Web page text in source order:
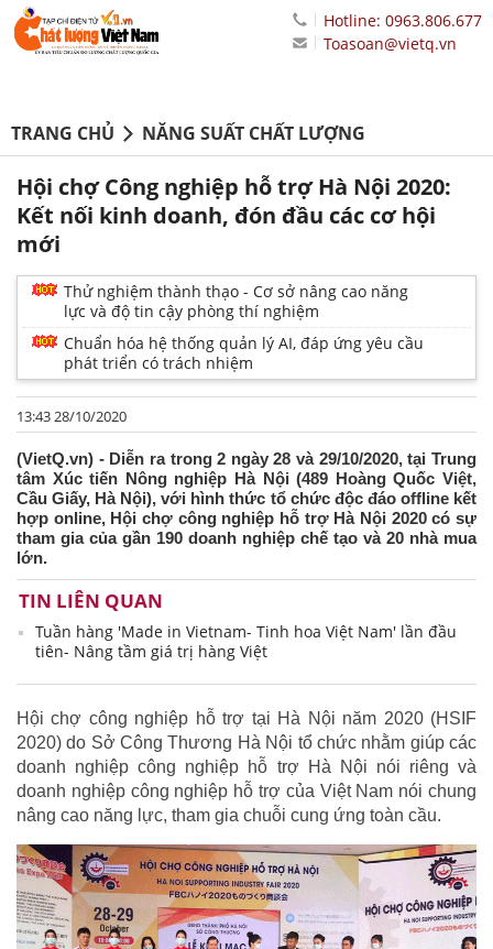
Hotline: 0963.806.677
Toasoan@vietq.vn
TRANG CHỦ NĂNG SUẤT CHẤT LƯỢNG
Hội chợ Công nghiệp hỗ trợ Hà Nội 2020:
Kết nối kinh doanh, đón đầu các cơ hội
mới
Thử nghiệm thành thạo - Cơ sở nâng cao năng
lực và độ tin cậy phòng thí nghiệm
Chuẩn hóa hệ thống quản lý AI, đáp ứng yêu cầu
phát triển có trách nhiệm
13:43 28/10/2020
(VietQ.vn) - Diễn ra trong 2 ngày 28 và 29/10/2020, tại Trung
tâm Xúc tiến Nông nghiệp Hà Nội (489 Hoàng Quốc Việt,
Cầu Giấy, Hà Nội), với hình thức tổ chức độc đáo offline kết
hợp online, Hội chợ công nghiệp hỗ trợ Hà Nội 2020 có sự
tham gia của gần 190 doanh nghiệp chế tạo và 20 nhà mua
lớn.
TIN LIÊN QUAN
Tuần hàng 'Made in Vietnam- Tinh hoa Việt Nam' lần đầu
tiên- Nâng tầm giá trị hàng Việt
Hội chợ công nghiệp hỗ trợ tại Hà Nội năm 2020 (HSIF
2020) do Sở Công Thương Hà Nội tổ chức nhằm giúp các
doanh nghiệp công nghiệp hỗ trợ Hà Nội nói riêng và
doanh nghiệp công nghiệp hỗ trợ của Việt Nam nói chung
nâng cao năng lực, tham gia chuỗi cung ứng toàn cầu.